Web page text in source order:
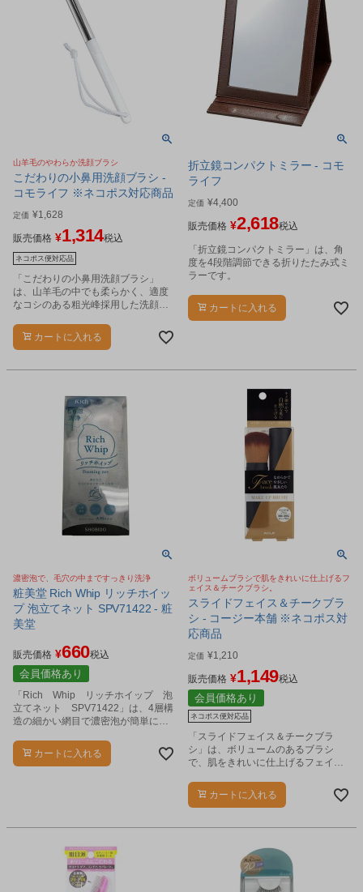
山羊毛のやわらか洗顔ブラシ
こだわりの小鼻用洗顔ブラシ -
コモライフ ※ネコポス対応商品
定価 ¥1,628
販売価格 ¥1,314税込
ネコポス便対応品
「こだわりの小鼻用洗顔ブラシ」
は、山羊毛の中でも柔らかく、適度
なコシのある粗光峰採用した洗顔ブ
カートに入れる
折立鏡コンパクトミラー - コモ
ライフ
定価 ¥4,400
販売価格 ¥2,618税込
「折立鏡コンパクトミラー」は、角
度を4段階調節できる折りたたみ式ミ
ラーです。
カートに入れる
濃密泡で、毛穴の中まですっきり洗浄
粧美堂 Rich Whip リッチホイッ
プ 泡立てネット SPV71422 - 粧
美堂
販売価格 ¥660税込
会員価格あり
「Rich Whip リッチホイップ 泡
立てネット SPV71422」は、4層構
造の細かい網目で濃密泡が簡単に作
カートに入れる
ボリュームブラシで肌をきれいに仕上げるフ
ェイス＆チークブラシ。
スライドフェイス＆チークブラ
シ - コージー本舗 ※ネコポス対
応商品
定価 ¥1,210
販売価格 ¥1,149税込
会員価格あり
ネコポス便対応品
「スライドフェイス＆チークブラ
シ」は、ボリュームのあるブラシ
で、肌をきれいに仕上げるフェイス
カートに入れる